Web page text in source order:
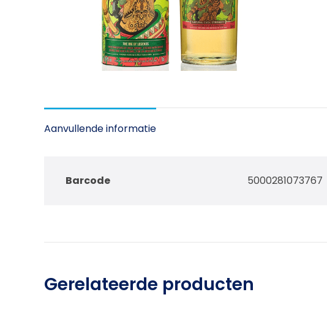
Aanvullende informatie
Barcode 5000281073767
Gerelateerde producten